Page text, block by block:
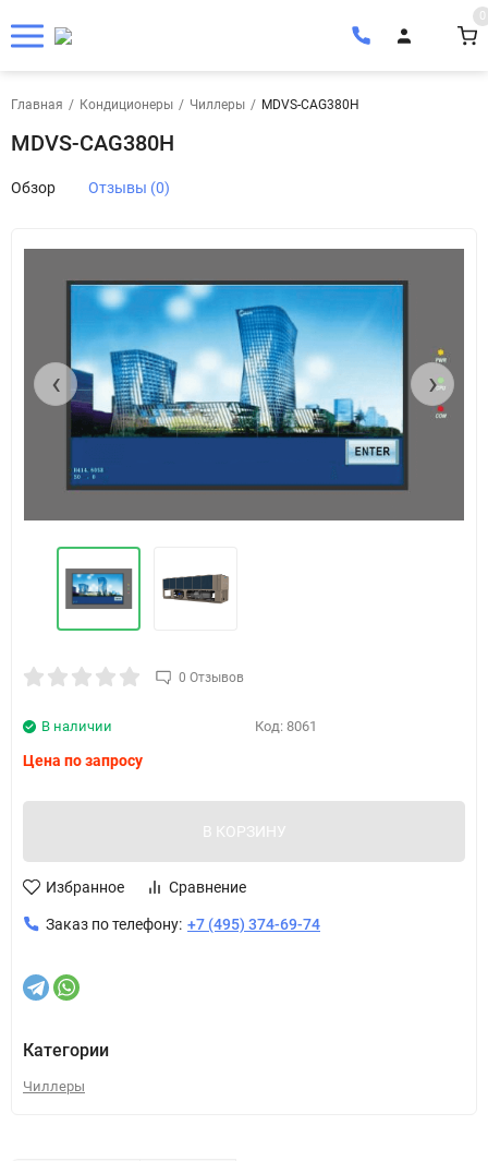
0
Главная / Кондиционеры / Чиллеры / MDVS-CAG380H
MDVS-CAG380H
Обзор Отзывы (0)
‹ ›
0 Отзывов
Код: 8061
В наличии
Цена по запросу
В КОРЗИНУ
Избранное Сравнение
Заказ по телефону: +7 (495) 374-69-74
Категории
Чиллеры